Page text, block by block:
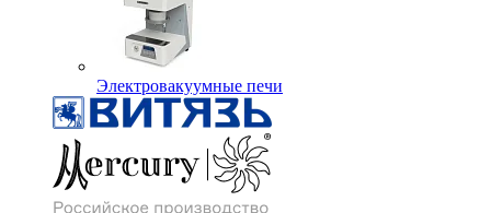
Электровакуумные печи